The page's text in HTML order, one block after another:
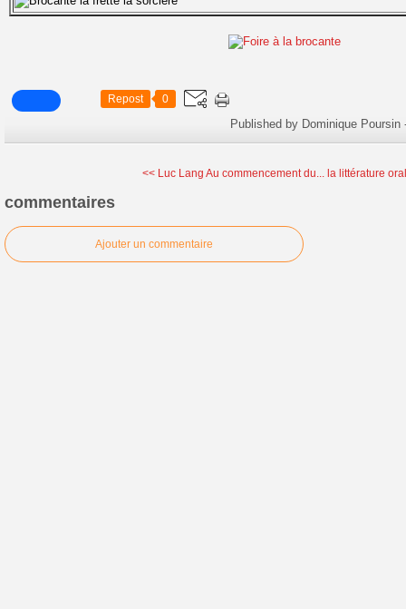
Repost 0
Published by Dominique Poursin
<< Luc Lang Au commencement du... la littérature
commentaires
Ajouter un commentaire